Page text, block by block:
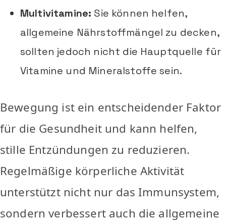
Multivitamine: Sie können helfen,
allgemeine Nährstoffmängel zu decken,
sollten jedoch nicht die Hauptquelle für
Vitamine und Mineralstoffe sein.
Bewegung ist ein entscheidender Faktor
für die Gesundheit und kann helfen,
stille Entzündungen zu reduzieren.
Regelmäßige körperliche Aktivität
unterstützt nicht nur das Immunsystem,
sondern verbessert auch die allgemeine